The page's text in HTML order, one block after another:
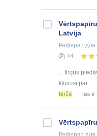
Latvija
Реферат для
44
... tirgus
kļuvusi par ...
biržā
, tas ir